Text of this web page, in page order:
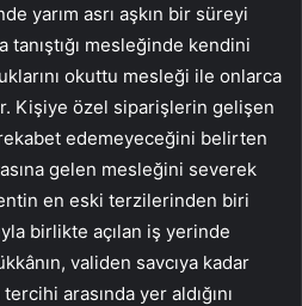
yarım asrı aşkın bir süreyi
tanıştığı mesleğinde kendini
okuttu mesleği ile onlarca
Kişiye özel siparişlerin gelişen
edemeyeceğini belirten
gelen mesleğini severek
en eski terzilerinden biri
birlikte açılan iş yerinde
validen savcıya kadar
arasında yer aldığını